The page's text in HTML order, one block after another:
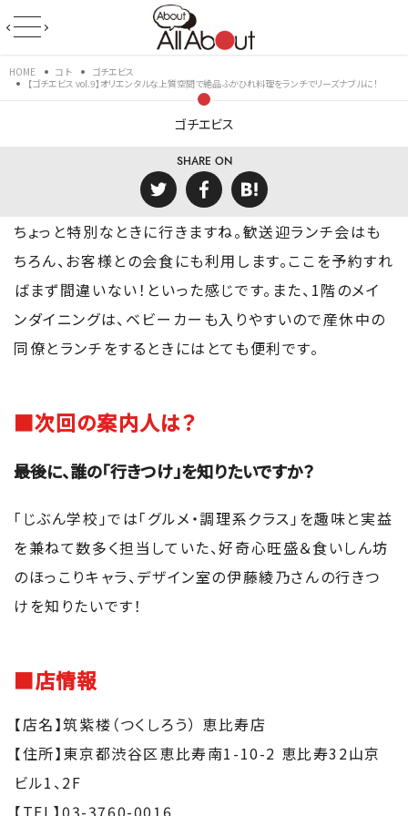
HOME コト
ゴチエビス
【ゴチエビス vol.9】オリエンタルな上質空間で絶品ふかひれ料理をランチでリーズナブルに！
ゴチエビス
SHARE ON
ちょっと特別なときに行きますね。歓送迎ランチ会はも
ちろん、お客様との会食にも利用します。ここを予約すれ
ばまず間違いない！といった感じです。また、1階のメイ
ンダイニングは、ベビーカーも入りやすいので産休中の
同僚とランチをするときにはとても便利です。
■次回の案内人は？
――最後に、誰の「行きつけ」を知りたいですか？
「じぶん学校」では「グルメ・調理系クラス」を趣味と実益
を兼ねて数多く担当していた、好奇心旺盛＆食いしん坊
のほっこりキャラ、デザイン室の伊藤綾乃さんの行きつ
けを知りたいです！
■店情報
【店名】筑紫楼（つくしろう） 恵比寿店
【住所】東京都渋谷区恵比寿南1-10-2 恵比寿32山京
ビル1、2F
【TEL】03-3760-0016